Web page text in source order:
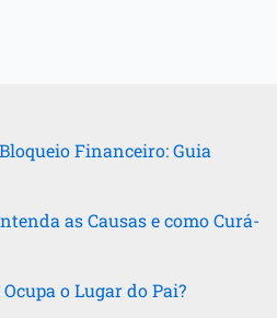
Financeiro: Guia
as Causas e como Curá-
o Lugar do Pai?